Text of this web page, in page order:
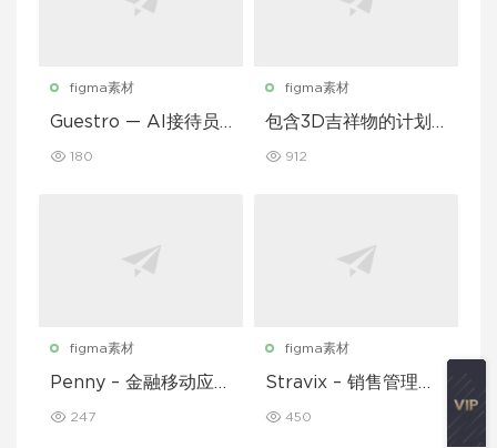
figma素材
Guestro — AI接待员
180
figma素材
包含3D吉祥物的计划
计UI套件
912
figma素材
Penny – 金融移动应用
247
figma素材
Stravix – 销售管理仪
450